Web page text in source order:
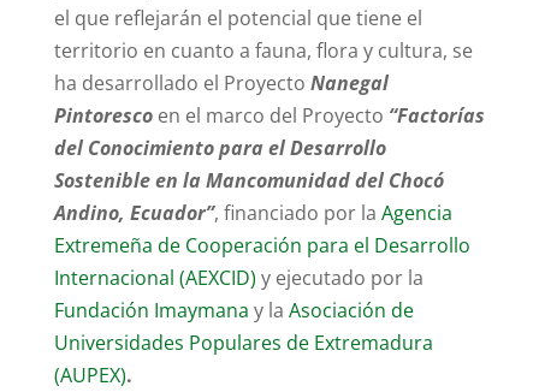
el que reflejarán el potencial que tiene el
territorio en cuanto a fauna, flora y cultura, se
ha desarrollado el Proyecto Nanegal
Pintorescoen el marco del Proyecto “Factorías
del Conocimiento para el Desarrollo
Sostenible en la Mancomunidad del Chocó
Andino, Ecuador”, financiado por la Agencia
Extremeña de Cooperación para el Desarrollo
Internacional (AEXCID) y ejecutado por la
Fundación Imaymana y la Asociación de
Universidades Populares de Extremadura
(AUPEX).